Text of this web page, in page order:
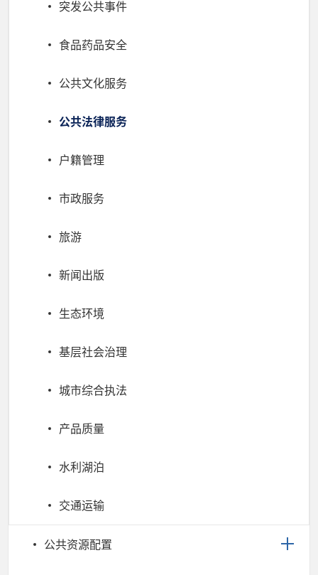
突发公共事件
食品药品安全
公共文化服务
公共法律服务
户籍管理
市政服务
旅游
新闻出版
生态环境
基层社会治理
城市综合执法
产品质量
水利湖泊
交通运输
公共资源配置